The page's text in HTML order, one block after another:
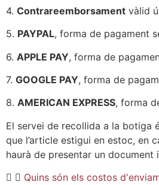
4. Contrareemborsament vàlid
5. PAYPAL, forma de pagament
6. APPLE PAY, forma de
7. GOOGLE PAY, forma de
8. AMERICAN EXPRESS, forma
El servei de recollida a la botiga
que l’article estigui en estoc, en
haurà de presentar un
Quins són els costos